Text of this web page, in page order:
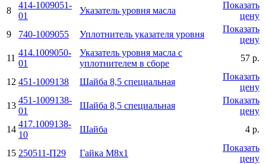
8
414-1009051-
01
Указатель уровня масла
Показать
цену
9
740-1009055 Уплотнитель указателя уровня
Показать
цену
11
414.1009050-
01
Указатель уровня масла с
уплотнителем в сборе
57 р.
12 451-1009138 Шайба 8,5 специальная
Показать
цену
13
451-1009138-
01
Шайба 8,5 специальная
Показать
цену
14
417.1009138-
10
Шайба 4 р.
15 250511-П29 Гайка М8х1
Показать
цену